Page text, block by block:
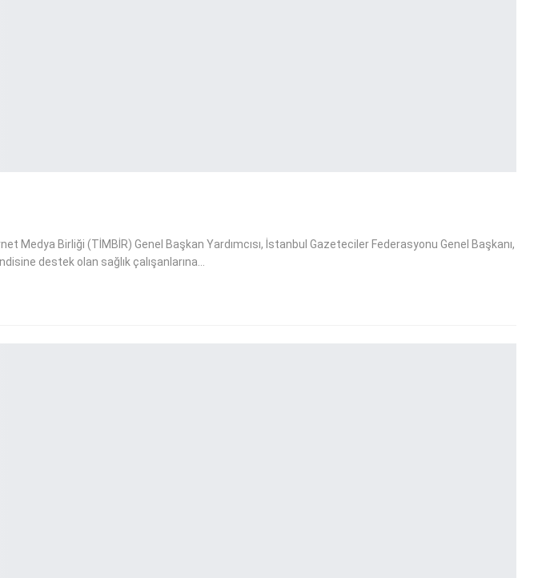
Medya Birliği (TİMBİR) Genel Başkan Yardımcısı, İstanbul Gazeteciler Federasyonu Genel Başkanı,
destek olan sağlık çalışanlarına…